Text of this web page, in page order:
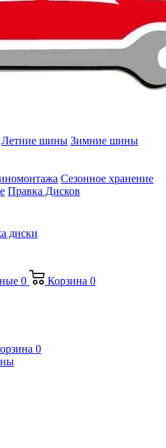
Летние шины Зимние шины
Сезонное хранение
Правка Дисков
диски
0 Корзина 0
0